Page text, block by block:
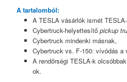
A tartalomból:
A TESLA vásárlók ismét
Cybertruck-helyettesítő pickup
Cybertruck mindenki másnak,
Cybertruck vs. F-150: vívódás a
A rendőrségi TESLA-k
ok.